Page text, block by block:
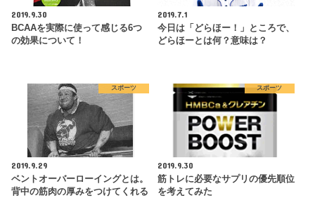
2019.9.30
BCAAを実際に使って感じる6つ
の効果について！
2019.7.1
今日は「どらほー！」ところで、
どらほーとは何？意味は？
スポーツ
2019.9.29
ベントオーバーローイングとは。
背中の筋肉の厚みをつけてくれる
スポーツ
2019.9.30
筋トレに必要なサプリの優先順位
を考えてみた